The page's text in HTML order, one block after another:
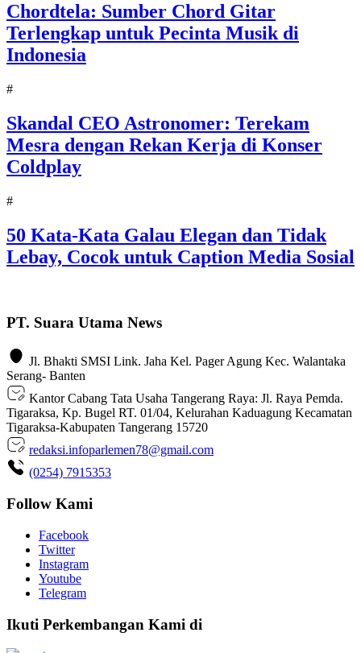
Chordtela: Sumber Chord Gitar
Terlengkap untuk Pecinta Musik di
Indonesia
#
Skandal CEO Astronomer: Terekam
Mesra dengan Rekan Kerja di Konser
Coldplay
#
50 Kata-Kata Galau Elegan dan Tidak
Lebay, Cocok untuk Caption Media Sosial
PT. Suara Utama News
Jl. Bhakti SMSI Link. Jaha Kel. Pager Agung Kec. Walantaka
Serang- Banten
Kantor Cabang Tata Usaha Tangerang Raya: Jl. Raya Pemda.
Tigaraksa, Kp. Bugel RT. 01/04, Kelurahan Kaduagung Kecamatan
Tigaraksa-Kabupaten Tangerang 15720
redaksi.infoparlemen78@gmail.com
(0254) 7915353
Follow Kami
Facebook
Twitter
Instagram
Youtube
Telegram
Ikuti Perkembangan Kami di